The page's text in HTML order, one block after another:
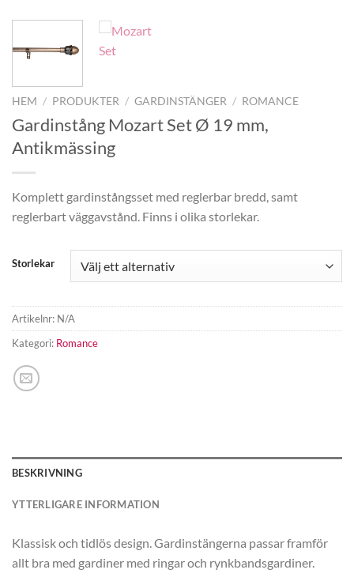
HEM / PRODUKTER / GARDINSTÄNGER / ROMANCE
Gardinstång Mozart Set Ø 19 mm,
Antikmässing
Komplett gardinstångsset med reglerbar bredd, samt
reglerbart väggavstånd. Finns i olika storlekar.
Storlekar
Artikelnr: N/A
Kategori: Romance
BESKRIVNING
YTTERLIGARE INFORMATION
Klassisk och tidlös design. Gardinstängerna passar framför
allt bra med gardiner med ringar och rynkbandsgardiner.